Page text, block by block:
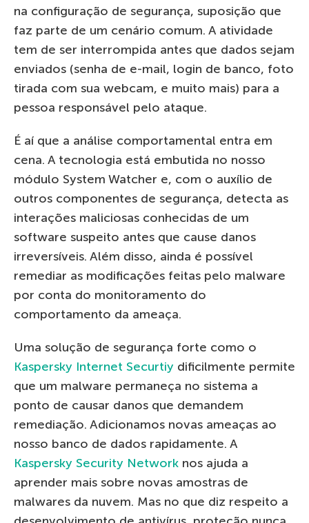
na configuração de segurança, suposição que
faz parte de um cenário comum. A atividade
tem de ser interrompida antes que dados sejam
enviados (senha de e-mail, login de banco, foto
tirada com sua webcam, e muito mais) para a
pessoa responsável pelo ataque.
É aí que a análise comportamental entra em
cena. A tecnologia está embutida no nosso
módulo System Watcher e, com o auxílio de
outros componentes de segurança, detecta as
interações maliciosas conhecidas de um
software suspeito antes que cause danos
irreversíveis. Além disso, ainda é possível
remediar as modificações feitas pelo malware
por conta do monitoramento do
comportamento da ameaça.
Uma solução de segurança forte como o
Kaspersky Internet Securtiy dificilmente permite
que um malware permaneça no sistema a
ponto de causar danos que demandem
remediação. Adicionamos novas ameaças ao
nosso banco de dados rapidamente. A
Kaspersky Security Network nos ajuda a
aprender mais sobre novas amostras de
malwares da nuvem. Mas no que diz respeito a